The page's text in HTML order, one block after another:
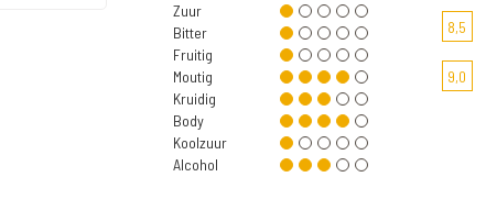
Zuur
Bitter
Fruitig
Moutig
Kruidig
Body
Koolzuur
Alcohol
8,5
9,0